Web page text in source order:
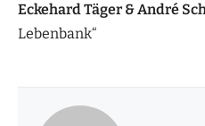
Eckehard Täger & André
Lebenbank“